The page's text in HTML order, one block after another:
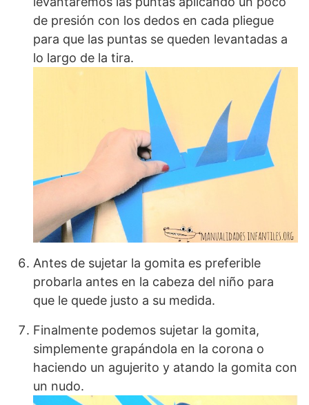
de presión con los dedos en cada pliegue
para que las puntas se queden levantadas a
lo largo de la tira.
Antes de sujetar la gomita es preferible
probarla antes en la cabeza del niño para
que le quede justo a su medida.
Finalmente podemos sujetar la gomita,
simplemente grapándola en la corona o
haciendo un agujerito y atando la gomita con
un nudo.